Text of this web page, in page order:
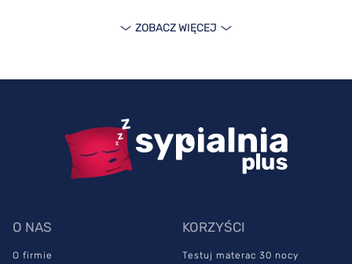
ZOBACZ WIĘCEJ
O NAS
O firmie
KORZYŚCI
Testuj materac 30 nocy